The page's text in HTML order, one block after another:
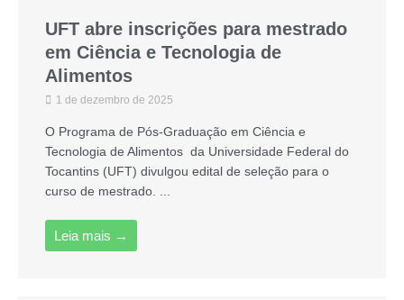
UFT abre inscrições para mestrado
em Ciência e Tecnologia de
Alimentos
1 de dezembro de 2025
O Programa de Pós-Graduação em Ciência e
Tecnologia de Alimentos da Universidade Federal do
Tocantins (UFT) divulgou edital de seleção para o
curso de mestrado. ...
Leia mais →